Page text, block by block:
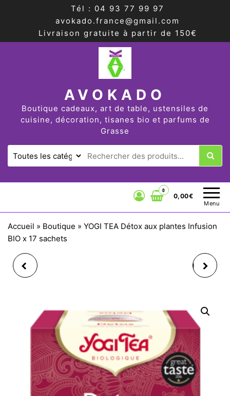
Tél : 04 93 77 99 97
avokado.france@gmail.com
Livraison gratuite à partir de 150€
AVOKADO
Boutique cadeaux, art de table, ustensiles de
cuisine, décoration, tisanes bio et parfums de
Grasse
Menu
0
0,00€
Accueil » Boutique » YOGI TEA Détox aux plantes Infusion
BIO x 17 sachets
17 SACHETS
YOGI TEA DIGESTION
SACHETS